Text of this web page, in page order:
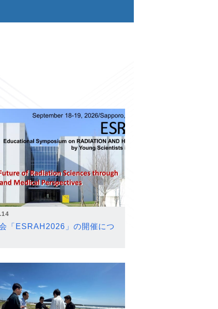
「ESRAH2026」の開催につ